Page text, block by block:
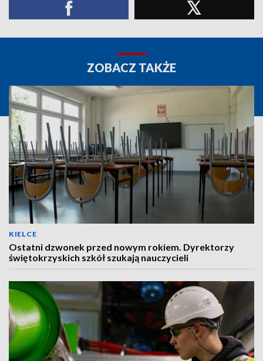
ZOBACZ TAKŻE
KIELCE
Ostatni dzwonek przed nowym rokiem. Dyrektorzy
świętokrzyskich szkół szukają nauczycieli